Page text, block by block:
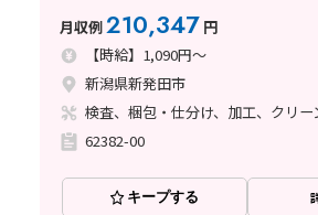
躍中/長期連休あり/日払い・週払い
給あり
月収例210,347 円
【時給】1,090円～
新潟県新発田市
62382-00
キープする